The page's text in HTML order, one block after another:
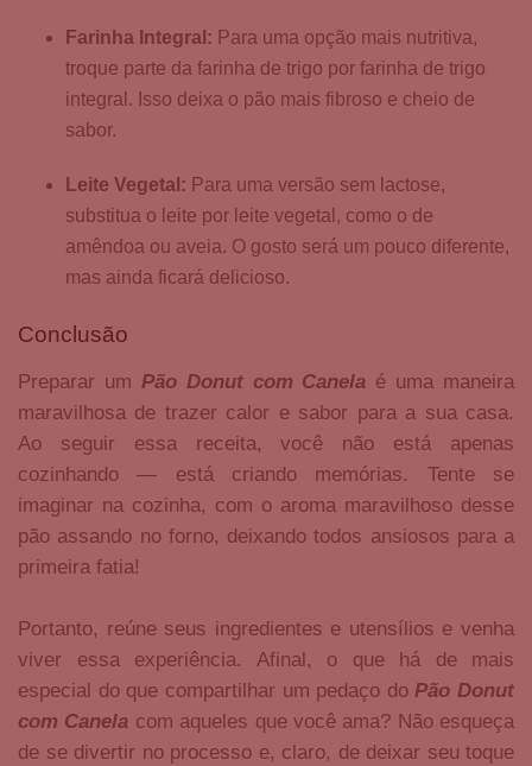
Farinha Integral: Para uma opção mais nutritiva,
troque parte da farinha de trigo por farinha de trigo
integral. Isso deixa o pão mais fibroso e cheio de
sabor.
Leite Vegetal: Para uma versão sem lactose,
substitua o leite por leite vegetal, como o de
amêndoa ou aveia. O gosto será um pouco diferente,
mas ainda ficará delicioso.
Conclusão
Preparar um Pão Donut com Canela é uma maneira
maravilhosa de trazer calor e sabor para a sua casa.
Ao seguir essa receita, você não está apenas
cozinhando — está criando memórias. Tente se
imaginar na cozinha, com o aroma maravilhoso desse
pão assando no forno, deixando todos ansiosos para a
primeira fatia!
Portanto, reúne seus ingredientes e utensílios e venha
viver essa experiência. Afinal, o que há de mais
especial do que compartilhar um pedaço do Pão Donut
com Canela com aqueles que você ama? Não esqueça
de se divertir no processo e, claro, de deixar seu toque